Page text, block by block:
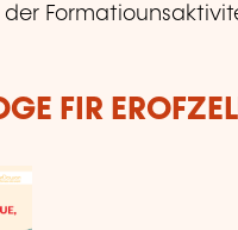
der
FIR